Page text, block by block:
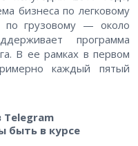
бизнеса по легковому
по грузовому — около
программа
В ее рамках в первом
каждый пятый
Telegram
быть в курсе